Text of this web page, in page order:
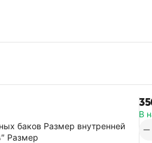
баков Размер внутренней
Размер
В
−